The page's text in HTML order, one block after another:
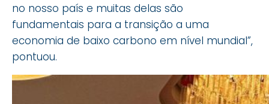
no nosso país e muitas delas são
fundamentais para a transição a uma
economia de baixo carbono em nível mundial”,
pontuou.